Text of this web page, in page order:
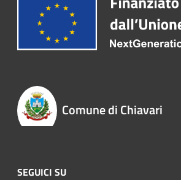
Comune di Chiavari
SEGUICI SU